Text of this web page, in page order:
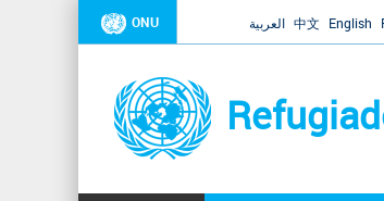
ONU العربية 中文 English